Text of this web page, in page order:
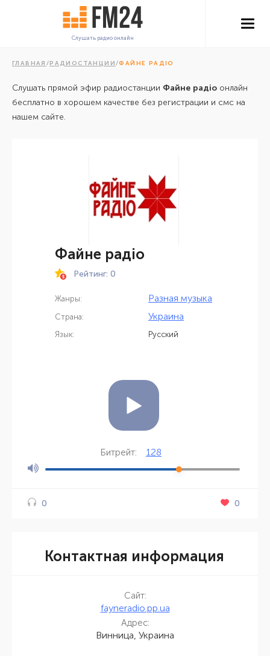
Слушать радио онлайн
ГЛАВНАЯ /РАДИОСТАНЦИИ/ФАЙНЕ РАДІО
Слушать прямой эфир радиостанции Файне радіо онлайн
бесплатно в хорошем качестве без регистрации и смс на
нашем сайте.
Файне радіо
Рейтинг: 0
Жанры: Разная музыка
Страна: Украина
Язык: Русский
Битрейт: 128
0 0
Контактная информация
Сайт:
fayneradio.pp.ua
Адрес:
Винница, Украина